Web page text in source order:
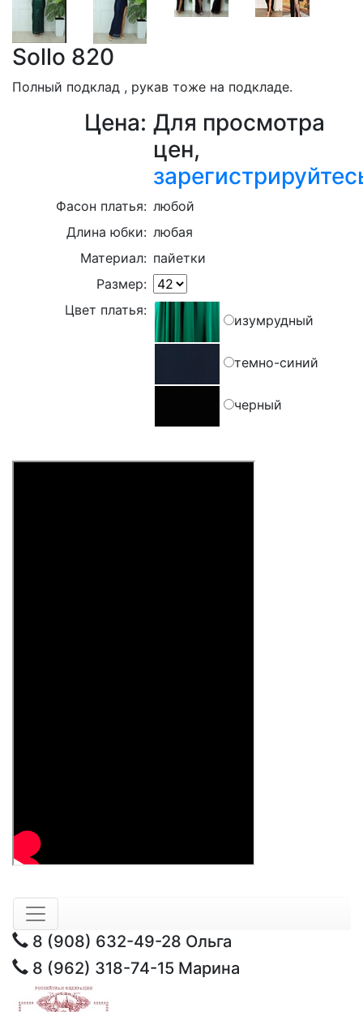
Sollo 820
Полный подклад , рукав тоже на подкладе.
Цена: Для просмотра
цен,
Фасон платья: любой
Длина юбки: любая
Материал: пайетки
Размер:
Цвет платья:
изумрудный
темно-синий
черный
8 (908) 632-49-28 Ольга
8 (962) 318-74-15 Марина